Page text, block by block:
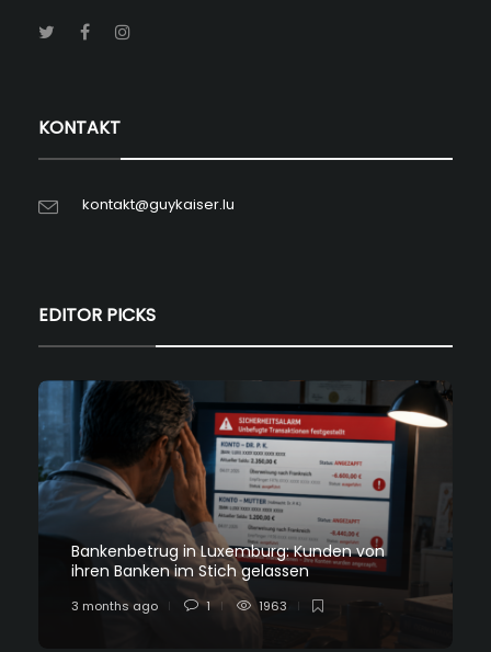
KONTAKT
kontakt@guykaiser.lu
EDITOR PICKS
Bankenbetrug in Luxemburg: Kunden von
ihren Banken im Stich gelassen
3 months ago 1 1963